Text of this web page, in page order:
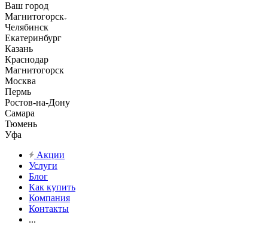
Ваш город
Магнитогорск
Челябинск
Екатеринбург
Казань
Краснодар
Магнитогорск
Москва
Пермь
Ростов-на-Дону
Самара
Тюмень
Уфа
Акции
Услуги
Блог
Как купить
Компания
Контакты
...